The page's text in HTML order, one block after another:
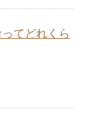
てどれくら